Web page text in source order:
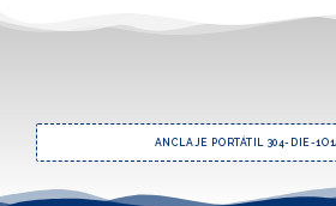
ANCLAJE PORTÁTIL 304-DIE-